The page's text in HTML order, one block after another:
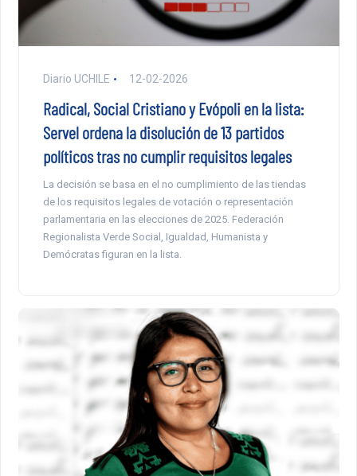
Diario UCHILE 12-02-2026
Radical, Social Cristiano y Evópoli en la lista:
Servel ordena la disolución de 13 partidos
políticos tras no cumplir requisitos legales
La decisión se basa en el no cumplimiento de las tiendas
de los requisitos legales de votación o representación
parlamentaria en las elecciones de 2025. Federación
Regionalista Verde Social, Igualdad, Humanista y
Demócratas figuran en la lista.